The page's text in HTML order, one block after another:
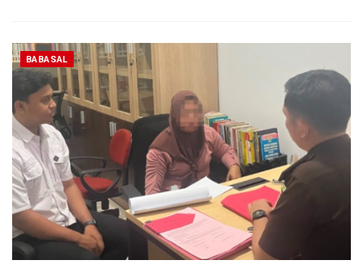
BABASAL